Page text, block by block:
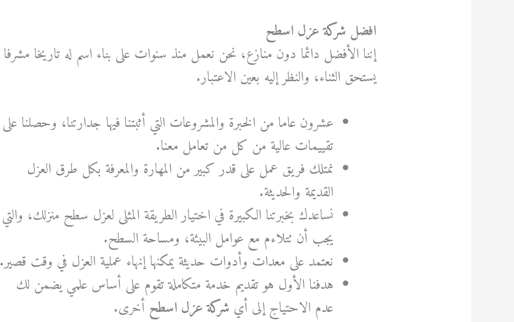
افضل شركة عزل اسطح
إننا الأفضل دائما دون منازع، نحن نعمل منذ سنوات على بناء اسم له تاريخا مشرفا
يستحق الثناء، والنظر إليه بعين الاعتبار.
عشرون عاما من الخبرة والمشروعات التي أثبتنا فيها جدارتنا، وحصلنا على
تقييمات عالية من كل من تعامل معنا.
نمتلك فريق عمل على قدر كبير من المهارة والمعرفة بكل طرق العزل
القديمة والحديثة.
نساعدك بخبرتنا الكبيرة في اختيار الطريقة المثلى لعزل سطح منزلك، والتي
يجب أن تتلاءم مع عوامل البيئة، ومساحة السطح.
نعتمد على معدات وأدوات حديثة يمكنها إنهاء عملية العزل في وقت قصير.
هدفنا الأول هو تقديم خدمة متكاملة تقوم على أساس علمي يضمن لك
عدم الاحتياج إلى أي شركة عزل اسطحأخرى.